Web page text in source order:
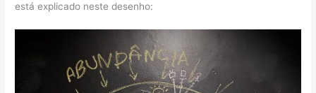
está explicado neste desenho: